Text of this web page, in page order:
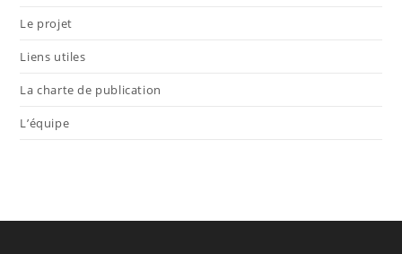
Le projet
Liens utiles
La charte de publication
L’équipe